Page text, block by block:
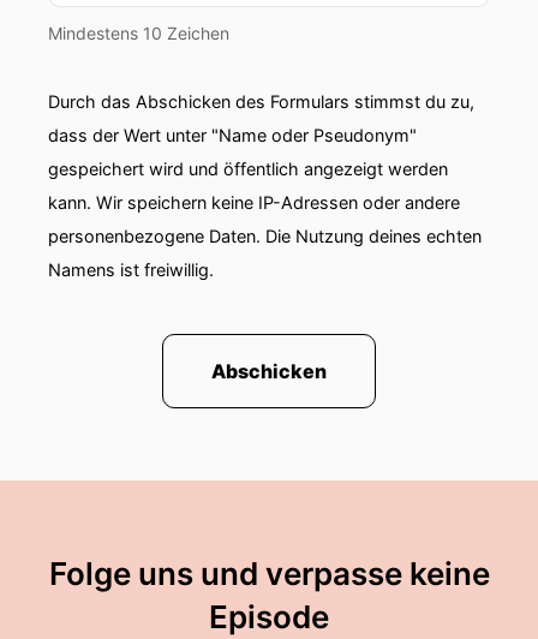
Mindestens 10 Zeichen
Durch das Abschicken des Formulars stimmst du zu,
dass der Wert unter "Name oder Pseudonym"
gespeichert wird und öffentlich angezeigt werden
kann. Wir speichern keine IP-Adressen oder andere
personenbezogene Daten. Die Nutzung deines echten
Namens ist freiwillig.
Abschicken
Folge uns und verpasse keine
Episode